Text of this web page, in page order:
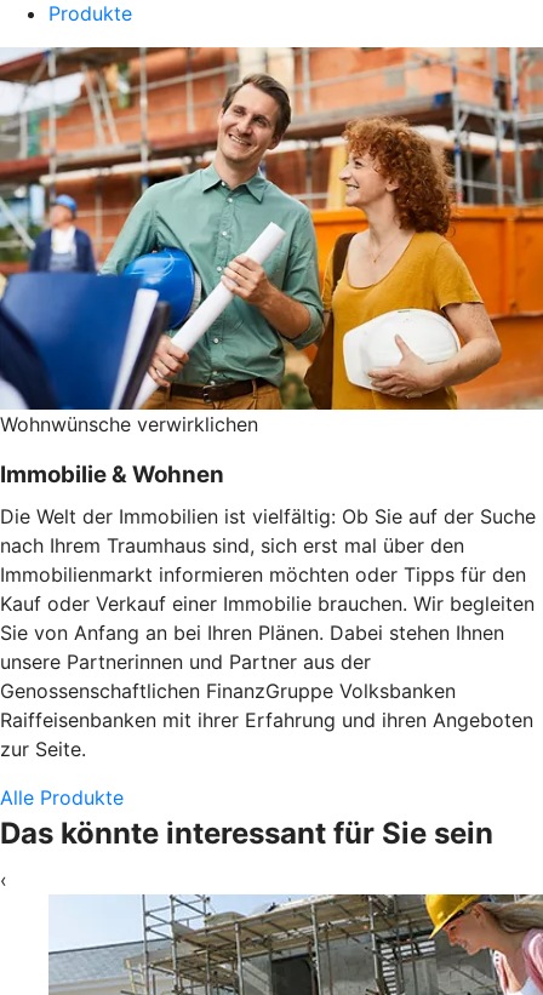
Produkte
Wohnwünsche verwirklichen
Immobilie & Wohnen
Die Welt der Immobilien ist vielfältig: Ob Sie auf der Suche
nach Ihrem Traumhaus sind, sich erst mal über den
Immobilienmarkt informieren möchten oder Tipps für den
Kauf oder Verkauf einer Immobilie brauchen. Wir begleiten
Sie von Anfang an bei Ihren Plänen. Dabei stehen Ihnen
unsere Partnerinnen und Partner aus der
Genossenschaftlichen FinanzGruppe Volksbanken
Raiffeisenbanken mit ihrer Erfahrung und ihren Angeboten
zur Seite.
Alle Produkte
Das könnte interessant für Sie sein
‹